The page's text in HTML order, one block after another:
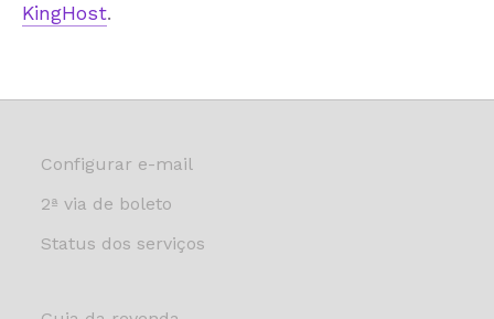
KingHost.
Configurar e-mail
2ª via de boleto
Status dos serviços